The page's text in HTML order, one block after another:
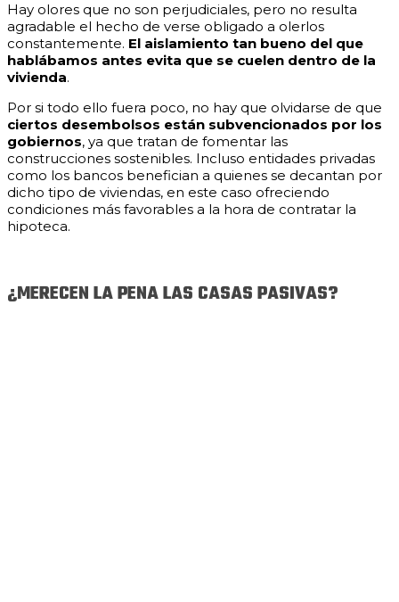
Hay olores que no son perjudiciales, pero no resulta
agradable el hecho de verse obligado a olerlos
constantemente. El aislamiento tan bueno del que
hablábamos antes evita que se cuelen dentro de la
vivienda.
Por si todo ello fuera poco, no hay que olvidarse de que
ciertos desembolsos están subvencionados por los
gobiernos, ya que tratan de fomentar las
construcciones sostenibles. Incluso entidades privadas
como los bancos benefician a quienes se decantan por
dicho tipo de viviendas, en este caso ofreciendo
condiciones más favorables a la hora de contratar la
hipoteca.
¿MERECEN LA PENA LAS CASAS PASIVAS?